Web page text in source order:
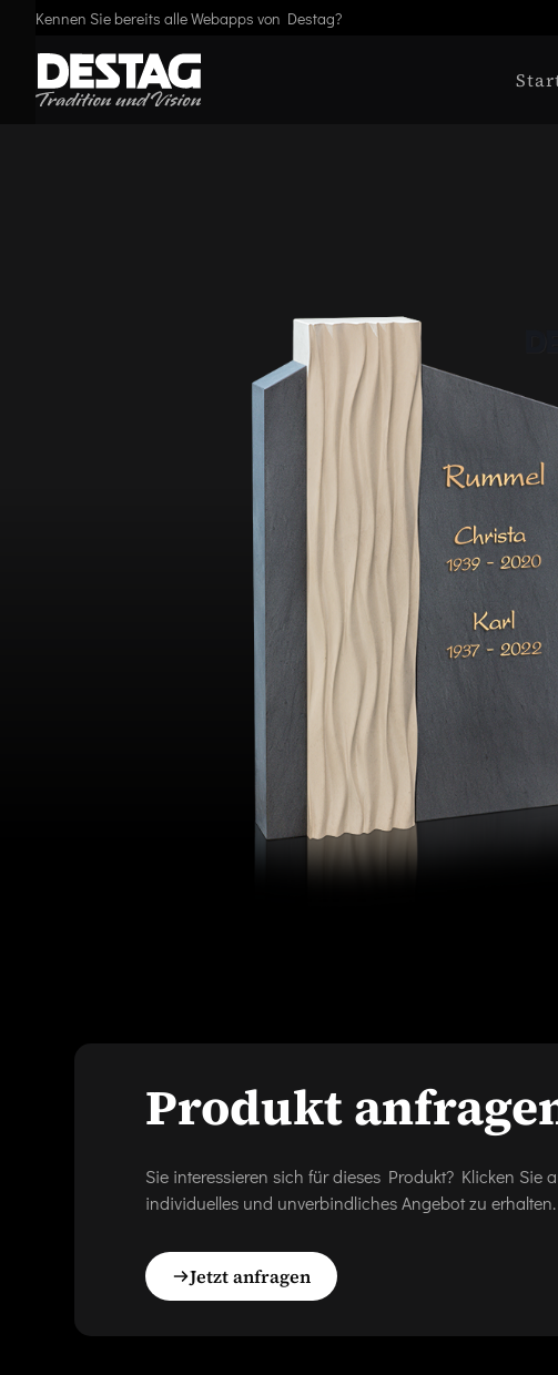
Kennen Sie bereits alle Webapps von Destag?
Produkt
Sie interessieren sich für dieses Produkt? Klicken
individuelles und unverbindliches Angebot zu erhalten.
Jetzt anfragen